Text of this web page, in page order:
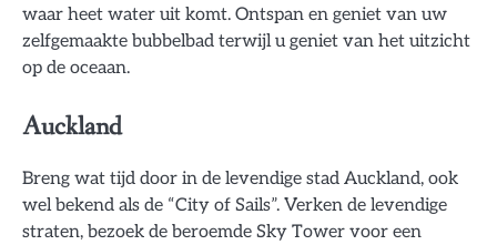
waar heet water uit komt. Ontspan en geniet van uw
zelfgemaakte bubbelbad terwijl u geniet van het uitzicht
op de oceaan.
Auckland
Breng wat tijd door in de levendige stad Auckland, ook
wel bekend als de “City of Sails”. Verken de levendige
straten, bezoek de beroemde Sky Tower voor een